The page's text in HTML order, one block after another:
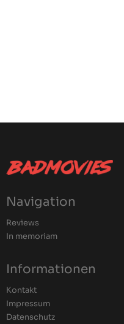
Navigation
Reviews
In memoriam
Informationen
Kontakt
Impressum
Datenschutz